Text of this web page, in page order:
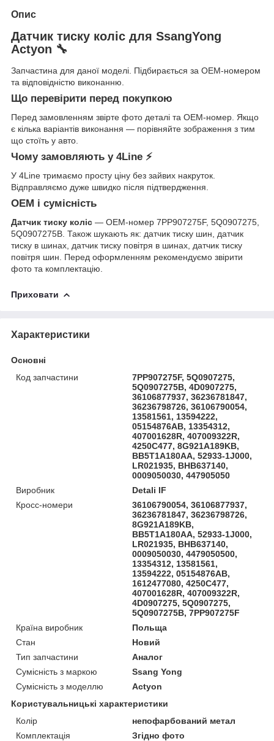
Опис
Датчик тиску коліс для SsangYong
Actyon 🔧
Запчастина для даної моделі. Підбирається за OEM-номером
та відповідністю виконанню.
Що перевірити перед покупкою
Перед замовленням звірте фото деталі та OEM-номер. Якщо
є кілька варіантів виконання — порівняйте зображення з тим
що стоїть у авто.
Чому замовляють у 4Line ⚡
У 4Line тримаємо просту ціну без зайвих накруток.
Відправляємо дуже швидко після підтвердження.
OEM і сумісність
Датчик тиску коліс — OEM-номер 7PP907275F, 5Q0907275,
5Q0907275B. Також шукають як: датчик тиску шин, датчик
тиску в шинах, датчик тиску повітря в шинах, датчик тиску
повітря шин. Перед оформленням рекомендуємо звірити
фото та комплектацію.
Приховати
Характеристики
Основні
Код запчастини
7PP907275F, 5Q0907275,
5Q0907275B, 4D0907275,
36106877937, 36236781847,
36236798726, 36106790054,
13581561, 13594222,
05154876AB, 13354312,
407001628R, 407009322R,
4250C477, 8G921A189KB,
BB5T1A180AA, 52933-1J000,
LR021935, BHB637140,
0009050030, 447905050
Виробник
Detali IF
Кросс-номери
36106790054, 36106877937,
36236781847, 36236798726,
8G921A189KB,
BB5T1A180AA, 52933-1J000,
LR021935, BHB637140,
0009050030, 4479050500,
13354312, 13581561,
13594222, 05154876AB,
1612477080, 4250C477,
407001628R, 407009322R,
4D0907275, 5Q0907275,
5Q0907275B, 7PP907275F
Країна виробник
Польща
Стан
Новий
Тип запчастини
Аналог
Сумісність з маркою
Ssang Yong
Сумісність з моделлю
Actyon
Користувальницькі характеристики
Колір
непофарбований метал
Комплектація
Згідно фото